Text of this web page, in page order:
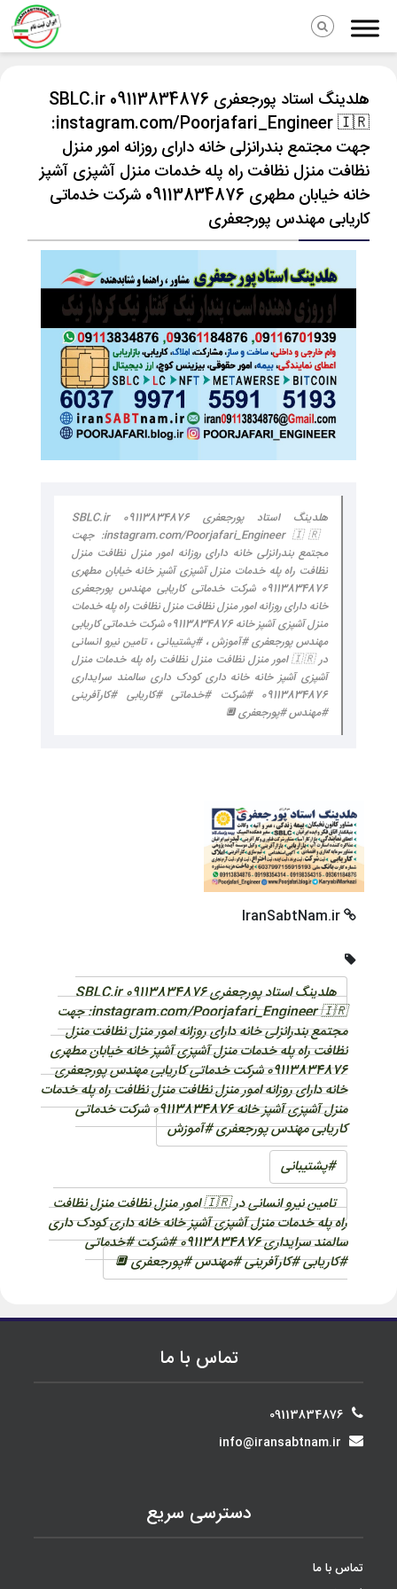
هلدینگ استاد پورجعفری 09113834876 SBLC.ir
instagram.com/Poorjafari_Engineer 🇮🇷:
جهت مجتمع بندرانزلی خانه دارای روزانه امور منزل
نظافت منزل نظافت راه پله خدمات منزل آشپزی آشپز
خانه خیابان مطهری 09113834876 شرکت خدماتی
کاریابی مهندس پورجعفری
هلدینگ استاد پورجعفری 09113834876 SBLC.ir
instagram.com/Poorjafari_Engineer 🇮🇷: جهت
مجتمع بندرانزلی خانه دارای روزانه امور منزل نظافت منزل
نظافت راه پله خدمات منزل آشپزی آشپز خانه خیابان مطهری
09113834876 شرکت خدماتی کاریابی مهندس پورجعفری
خانه دارای روزانه امور منزل نظافت منزل نظافت راه پله خدمات
منزل آشپزی آشپز خانه 09113834876 شرکت خدماتی کاریابی
مهندس پورجعفری #آموزش ، #پشتیبانی ، تامین نیرو انسانی
در 🇮🇷 امور منزل نظافت منزل نظافت راه پله خدمات منزل
آشپزی آشپز خانه خانه داری کودک داری سالمند سرایداری
09113834876 #شرکت #خدماتی #کاریابی #کارآفرینی
#مهندس #پورجعفری 🔲
هلدینگ استاد پورجعفری 09113834876 SBLC.ir
instagram.com/Poorjafari_Engineer 🇮🇷: جهت
مجتمع بندرانزلی خانه دارای روزانه امور منزل نظافت منزل
نظافت راه پله خدمات منزل آشپزی آشپز خانه خیابان مطهری
09113834876 شرکت خدماتی کاریابی مهندس پورجعفری
خانه دارای روزانه امور منزل نظافت منزل نظافت راه پله خدمات
منزل آشپزی آشپز خانه 09113834876 شرکت خدماتی
کاریابی مهندس پورجعفری #آموزش
#پشتیبانی
تامین نیرو انسانی در 🇮🇷 امور منزل نظافت منزل نظافت
راه پله خدمات منزل آشپزی آشپز خانه خانه داری کودک داری
سالمند سرایداری 09113834876 #شرکت #خدماتی
#کاریابی #کارآفرینی #مهندس #پورجعفری 🔲
تماس با ما
09113834876
@
دسترسی سریع
تماس با ما